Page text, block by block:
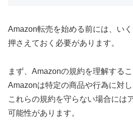
Amazon転売を始める前には、い
押さえておく必要があります。
まず、Amazonの規約を理解するこ
Amazonは特定の商品や行為に対
これらの規約を守らない場合には
可能性があります。